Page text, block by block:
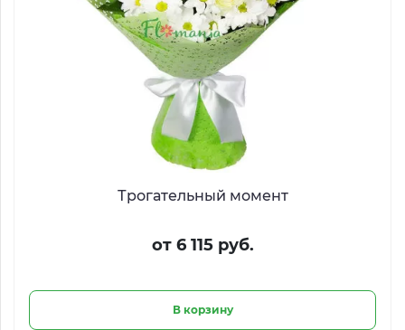
Трогательный момент
от 6 115 руб.
В корзину